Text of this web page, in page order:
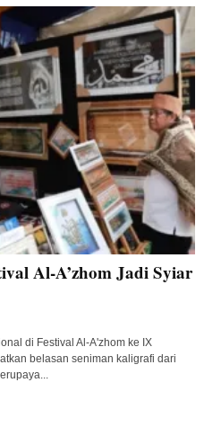
Al-A’zhom Jadi Syiar
di Festival Al-A'zhom ke IX
belasan seniman kaligrafi dari